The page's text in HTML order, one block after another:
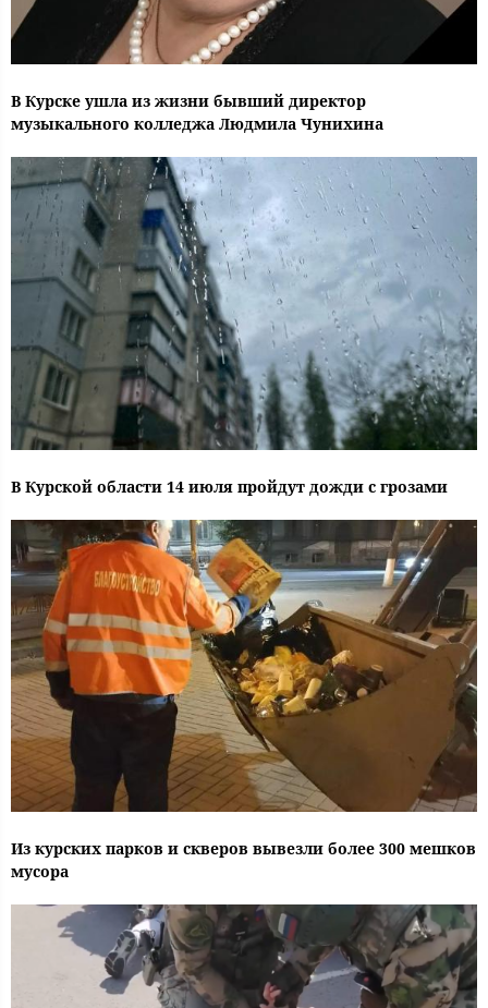
В Курске ушла из жизни бывший директор
музыкального колледжа Людмила Чунихина
В Курской области 14 июля пройдут дожди с грозами
Из курских парков и скверов вывезли более 300 мешков
мусора